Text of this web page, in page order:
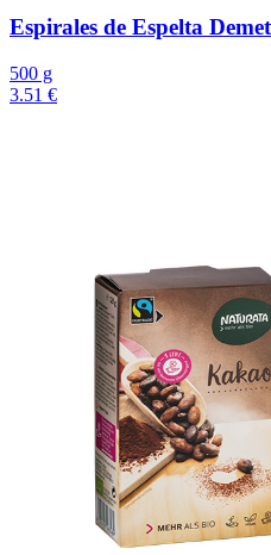
Espirales de Espelta
500 g
3.51 €